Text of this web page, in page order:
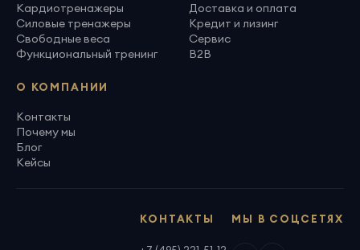
Кардиотренажеры
Силовые тренажеры
Свободные веса
Функциональный тренинг
Доставка и оплата
Кредит и лизинг
Сервис
B2B
О КОМПАНИИ
Контакты
Почему мы
Блог
Кейсы
МЫ В СОЦСЕТЯХ
КОНТАКТЫ